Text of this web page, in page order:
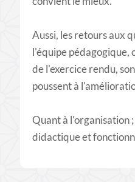
Aussi, les retours aux
l'équipe pédagogique,
de l'exercice rendu,
poussent à
Quant à l'organisation
didactique et